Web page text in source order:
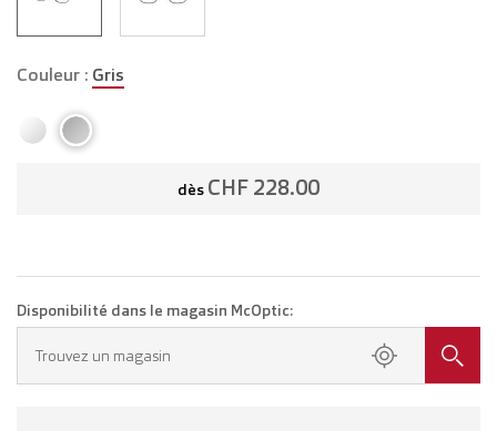
Couleur : Gris
dès CHF 228.00
Disponibilité dans le magasin McOptic:
Trouvez un magasin